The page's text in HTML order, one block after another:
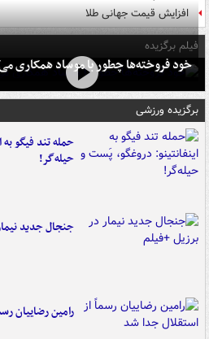
افزایش قیمت جهانی طلا
فیلم برگزیده
خود فروخته‌ها چطور با موساد همکاری
برگزیده ورزشی
حمله تند فیگو
حیله‌گر!
جنجال جدید
رامین رضاییان